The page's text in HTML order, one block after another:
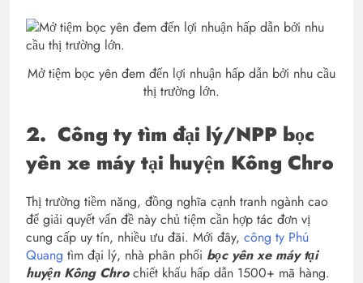
Mở tiệm bọc yên đem đến lợi nhuận hấp dẫn bởi nhu cầu
thị trường lớn.
2. Công ty tìm đại lý/NPP bọc
yên xe máy tại huyện Kông Chro
Thị trường tiềm năng, đồng nghĩa cạnh tranh ngành cao
để giải quyết vấn đề này chủ tiệm cần hợp tác đơn vị
cung cấp uy tín, nhiều ưu đãi. Mới đây, công ty Phú
Quang tìm đại lý, nhà phân phối bọc yên xe máy tại
huyện Kông Chrochiết khấu hấp dẫn 1500+ mã hàng.